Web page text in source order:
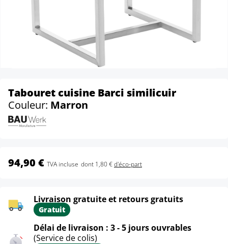
Tabouret cuisine Barci similicuir
Couleur: Marron
94,90 € TVA incluse dont 1,80 €d'éco-part
Livraison gratuite et retours gratuits
Gratuit
Délai de livraison : 3 - 5 jours ouvrables
(Service de colis)